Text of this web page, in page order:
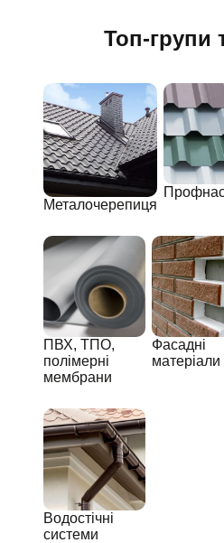
Топ-групи
Металочерепиця
ПВХ, ТПО,
полімерні
мембрани
Фасадні
матеріали
Водостічні
системи